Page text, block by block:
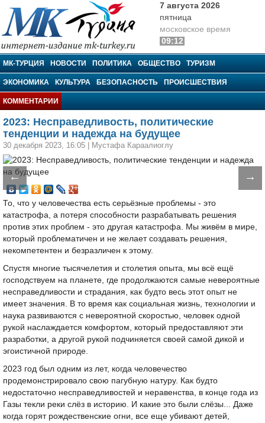
МК-Турция
7 августа 2026
пятница
московское время
09:12
МК-ТУРЦИЯ НОВОСТИ ПОЛИТИКА ОБЩЕСТВО ТУРИЗМ
ЭКОНОМИКА КУЛЬТУРА БЕЗОПАСНОСТЬ ПРОИСШЕСТВИЯ
КОММЕНТАРИИ
2023: Несправедливость, политические
тенденции и надежда на будущее
30 декабря 2023, 16:05 Мустафа Караалиоглу
← →
То, что у человечества есть серьёзные проблемы - это
катастрофа, а потеря способности разрабатывать решения
против этих проблем - это другая катастрофа. Мы живём в мире,
который проблематичен и не желает создавать решения,
некомпетентен и безразличен к этому.
Спустя многие тысячелетия и столетия опыта, мы всё ещё
господствуем на планете, где продолжаются самые невероятные
несправедливости и страдания, как будто весь этот опыт не
имеет значения. В то время как социальная жизнь, технологии и
наука развиваются с невероятной скоростью, человек одной
рукой наслаждается комфортом, который предоставляют эти
разработки, а другой рукой подчиняется своей самой дикой и
эгоистичной природе.
2023 год был одним из лет, когда человечество
продемонстрировало свою пагубную натуру. Как будто
недостаточно несправедливостей и неравенства, в конце года из
Газы текли реки слёз в историю. И какие это были слёзы... Даже
когда горят рождественские огни, все еще убивают детей,